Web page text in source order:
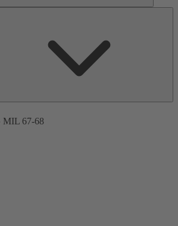
MIL 67-68